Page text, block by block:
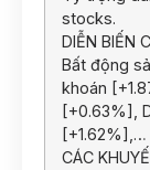
stocks.
DIỄN BIẾN
Bất động
khoán
[+0.63%],
[+1.62%],…
CÁC